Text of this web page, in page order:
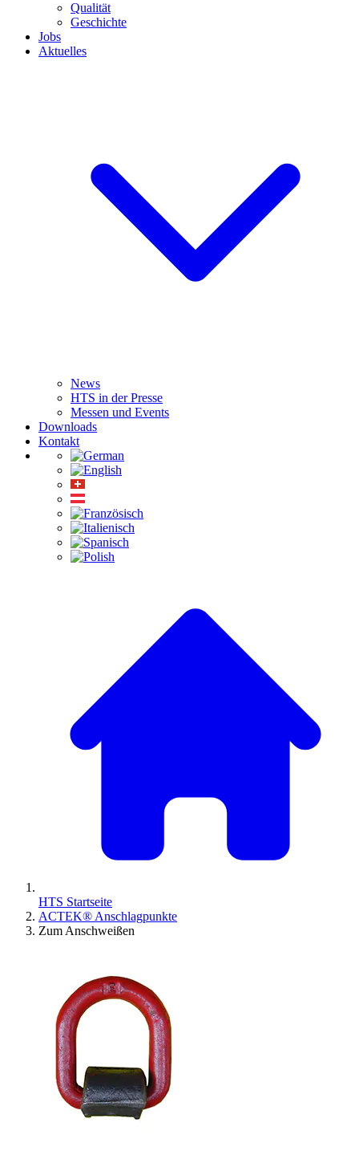
Qualität
Geschichte
Jobs
Aktuelles
News
HTS in der Presse
Messen und Events
Downloads
Kontakt
HTS Startseite
ACTEK® Anschlagpunkte
Zum Anschweißen